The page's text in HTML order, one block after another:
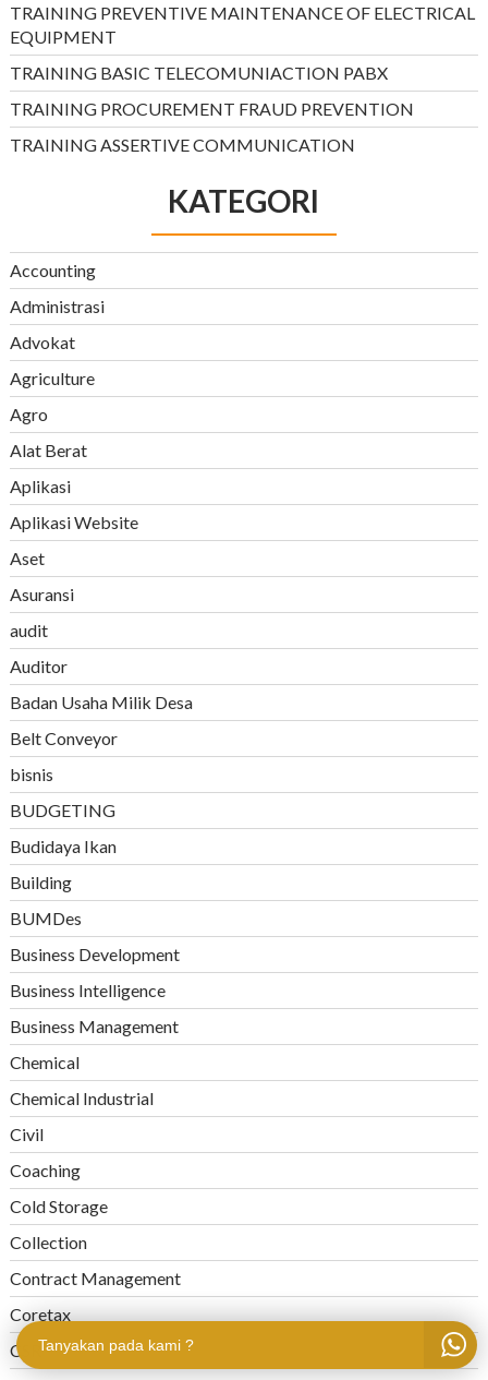
TRAINING PREVENTIVE MAINTENANCE OF ELECTRICAL
EQUIPMENT
TRAINING BASIC TELECOMUNIACTION PABX
TRAINING PROCUREMENT FRAUD PREVENTION
TRAINING ASSERTIVE COMMUNICATION
KATEGORI
Accounting
Administrasi
Advokat
Agriculture
Agro
Alat Berat
Aplikasi
Aplikasi Website
Aset
Asuransi
audit
Auditor
Badan Usaha Milik Desa
Belt Conveyor
bisnis
BUDGETING
Budidaya Ikan
Building
BUMDes
Business Development
Business Intelligence
Business Management
Chemical
Chemical Industrial
Civil
Coaching
Cold Storage
Collection
Contract Management
Coretax
CSR Tanyakan pada kami ?